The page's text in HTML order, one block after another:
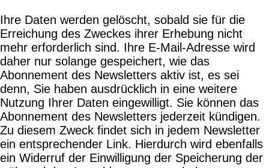
Ihre Daten werden gelöscht, sobald sie für die
Erreichung des Zweckes ihrer Erhebung nicht
mehr erforderlich sind. Ihre E-Mail-Adresse wird
daher nur solange gespeichert, wie das
Abonnement des Newsletters aktiv ist, es sei
denn, Sie haben ausdrücklich in eine weitere
Nutzung Ihrer Daten eingewilligt. Sie können das
Abonnement des Newsletters jederzeit kündigen.
Zu diesem Zweck findet sich in jedem Newsletter
ein entsprechender Link. Hierdurch wird ebenfalls
ein Widerruf der Einwilligung der Speicherung der